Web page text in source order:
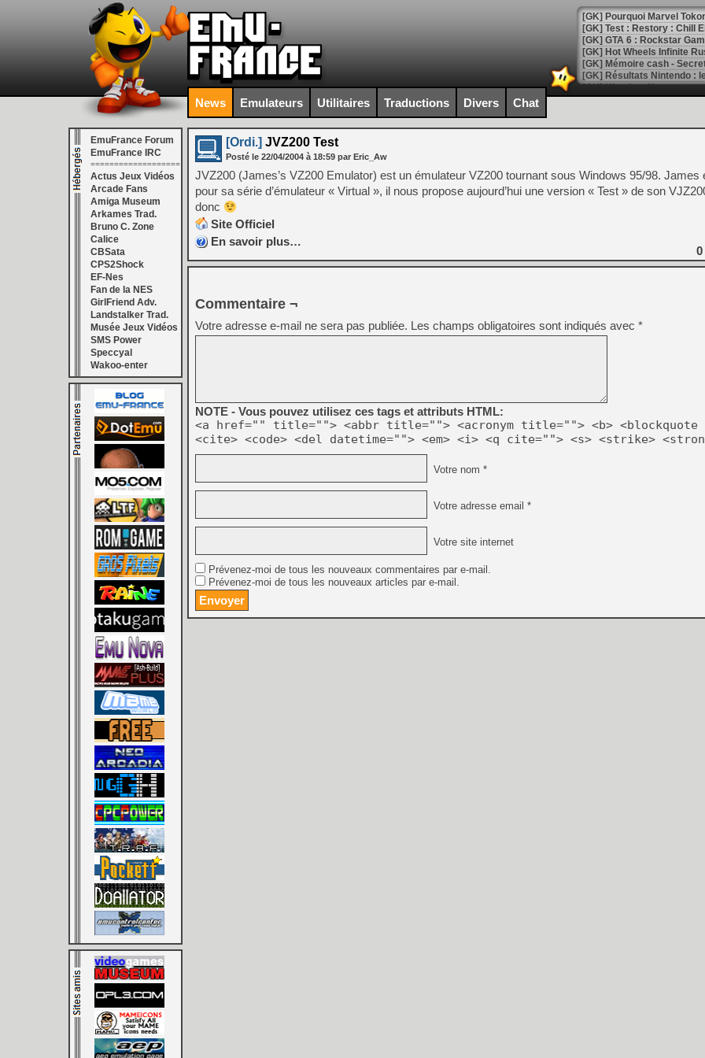
[GK] Pourquoi Marvel
[GK] Test : Restory : Chill
[GK] GTA 6 : Rockstar
[GK] Hot Wheels Infinite
[GK] Mémoire cash -
[GK] Résultats Nintendo :
[GK] Déjà des
[Mo5] Brickboy cherche à
[GK] Minecraft et ses «
[GK] Beast of
[GK] Ubisoft : fin de partie
[GK] Mémoire cash -
[GK] Dan Houser (GTA)
[GK] Comment EA Sports
[GK] Crimson Moon : un
[GK] Isle of Reveries : le
[GK] Moonlighter 2 : The
[GK] Capcom relance
[Mo5] Deux inédits du
[GK] Le beat'em up The
[GK] Endless Legend 2 :
[LS] [PS5] Le WebKit
[GK] Oubliez Crazy Taxi,
[LS] [Switch] NSZ 5.0.0
[GK] No More Room in
[GK] Un chatbot Atelier
[GK] Mémoire cash -
[GK] Nvidia : le prix des
[GK] Suikoden Star Leap
[Mo5] La mini borne
News Emulateurs Utilitaires Traductions Divers Chat
EmuFrance Forum
EmuFrance IRC
===================
Actus Jeux Vidéos
Arcade Fans
Amiga Museum
Arkames Trad.
Bruno C. Zone
Calice
CBSata
CPS2Shock
EF-Nes
Fan de la NES
GirlFriend Adv.
Landstalker Trad.
Musée Jeux Vidéos
SMS Power
Speccyal
Wakoo-enter
[Ordi.] JVZ200 Test
Posté le 22/04/2004 à 18:59 par Eric_Aw
JVZ200 (James’s VZ200 Emulator) est un émulateur VZ200 tournant sous Windows 95/98. James
pour sa série d’émulateur « Virtual », il nous propose aujourd’hui une version « Test » de son
donc
Site Officiel
En savoir plus…
0
Commentaire ¬
Votre adresse e-mail ne sera pas publiée. Les champs obligatoires sont indiqués avec *
NOTE - Vous pouvez utilisez ces tags et attributs HTML:
<a href="" title=""> <abbr title=""> <acronym title=""> <b> <blockquote
<cite> <code> <del datetime=""> <em> <i> <q cite=""> <s> <strike>
Votre nom *
Votre adresse email *
Votre site internet
Prévenez-moi de tous les nouveaux commentaires par e-mail.
Prévenez-moi de tous les nouveaux articles par e-mail.